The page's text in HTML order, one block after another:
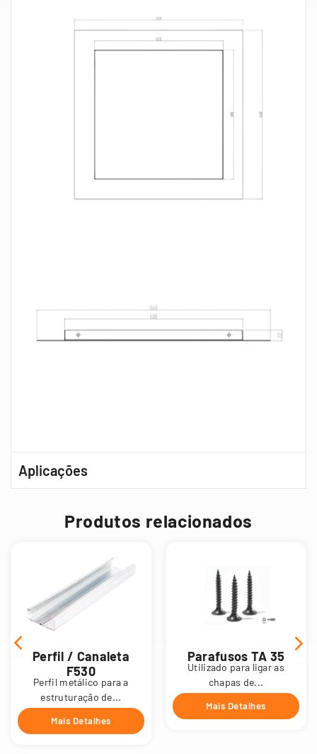
Aplicações
Produtos relacionados
Perfil / Canaleta
F530
Perfil metálico para a
estruturação de...
Mais Detalhes
Parafusos TA 35
Utilizado para ligar as
chapas de...
Mais Detalhes